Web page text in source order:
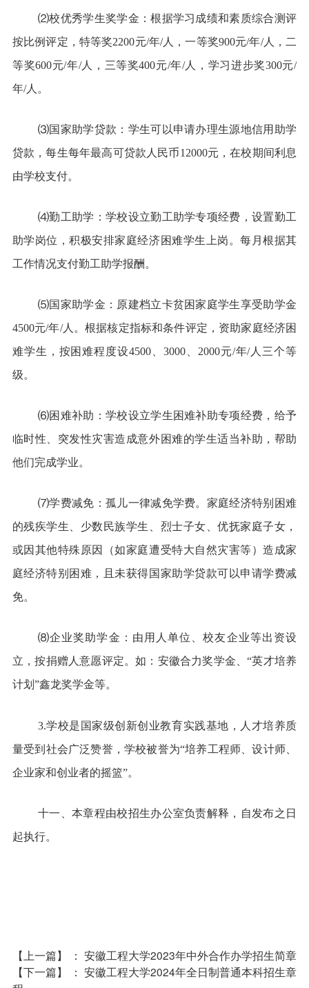
⑵校优秀学生奖学金：根据学习成绩和素质综合测评
按比例评定，特等奖2200元/年/人，一等奖900元/年/人，二
等奖600元/年/人，三等奖400元/年/人，学习进步奖300元/
年/人。
⑶国家助学贷款：学生可以申请办理生源地信用助学
贷款，每生每年最高可贷款人民币12000元，在校期间利息
由学校支付。
⑷勤工助学：学校设立勤工助学专项经费，设置勤工
助学岗位，积极安排家庭经济困难学生上岗。每月根据其
工作情况支付勤工助学报酬。
⑸国家助学金：原建档立卡贫困家庭学生享受助学金
4500元/年/人。根据核定指标和条件评定，资助家庭经济困
难学生，按困难程度设4500、3000、2000元/年/人三个等
级。
⑹困难补助：学校设立学生困难补助专项经费，给予
临时性、突发性灾害造成意外困难的学生适当补助，帮助
他们完成学业。
⑺学费减免：孤儿一律减免学费。家庭经济特别困难
的残疾学生、少数民族学生、烈士子女、优抚家庭子女，
或因其他特殊原因（如家庭遭受特大自然灾害等）造成家
庭经济特别困难，且未获得国家助学贷款可以申请学费减
免。
⑻企业奖助学金：由用人单位、校友企业等出资设
立，按捐赠人意愿评定。如：安徽合力奖学金、“英才培养
计划”鑫龙奖学金等。
3.学校是国家级创新创业教育实践基地，人才培养质
量受到社会广泛赞誉，学校被誉为“培养工程师、设计师、
企业家和创业者的摇篮”。
十一、本章程由校招生办公室负责解释，自发布之日
起执行。
【上一篇】 ： 安徽工程大学2023年中外合作办学招生简章
【下一篇】
： 安徽工程大学2024年全日制普通本科招生章